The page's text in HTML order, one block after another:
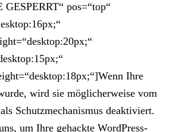
pos=“top“
Ihre
wird sie möglicherweise vom
Schutzmechanismus deaktiviert.
um Ihre gehackte WordPress-